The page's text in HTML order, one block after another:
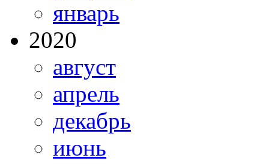
январь
2020
август
апрель
декабрь
июнь